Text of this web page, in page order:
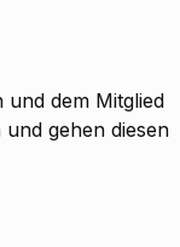
und dem Mitglied
gehen diesen